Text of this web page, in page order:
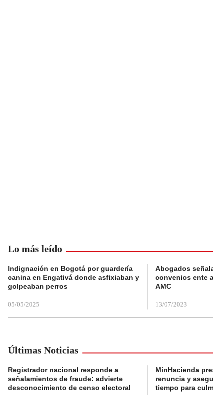
Lo más leído
Indignación en Bogotá por guardería
canina en Engativá donde asfixiaban y
golpeaban perros
05/05/2025
Abogados
convenios ente
AMC
13/07/2023
Últimas Noticias
Registrador nacional responde a
señalamientos de fraude: advierte
desconocimiento de censo electoral
MinHacienda
renuncia y
tiempo para